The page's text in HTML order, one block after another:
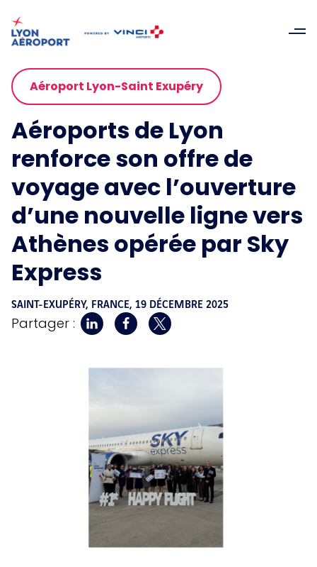
Aéroport Lyon-Saint Exupéry
Aéroports de Lyon
renforce son offre de
voyage avec l’ouverture
d’une nouvelle ligne vers
Athènes opérée par Sky
Express
SAINT-EXUPÉRY, FRANCE, 19 DÉCEMBRE 2025
Partager :